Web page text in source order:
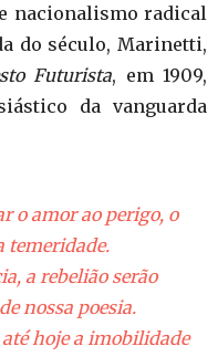
nacionalismo radical
do século, Marinetti,
Futurista, em 1909,
da vanguarda
o amor ao perigo, o
temeridade.
a rebelião serão
nossa poesia.
hoje a imobilidade